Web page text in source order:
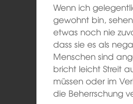
Wenn ich
gewohnt bin,
etwas noch nie
dass sie es als
Menschen sind
bricht leicht Streit
müssen oder im
die Beherrschung